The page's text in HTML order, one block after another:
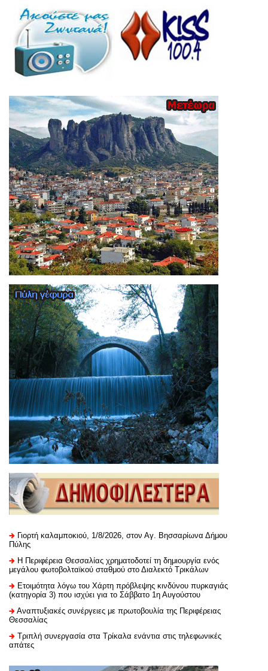
Γιορτή καλαμποκιού, 1/8/2026, στον Αγ. Βησσαρίωνα Δήμου
Πύλης
H Περιφέρεια Θεσσαλίας χρηματοδοτεί τη δημιουργία ενός
μεγάλου φωτοβολταϊκού σταθμού στο Διαλεκτό Τρικάλων
Ετοιμότητα λόγω του Χάρτη πρόβλεψης κινδύνου πυρκαγιάς
(κατηγορία 3) που ισχύει για το Σάββατο 1η Αυγούστου
Αναπτυξιακές συνέργειες με πρωτοβουλία της Περιφέρειας
Θεσσαλίας
Τριπλή συνεργασία στα Τρίκαλα ενάντια στις τηλεφωνικές
απάτες